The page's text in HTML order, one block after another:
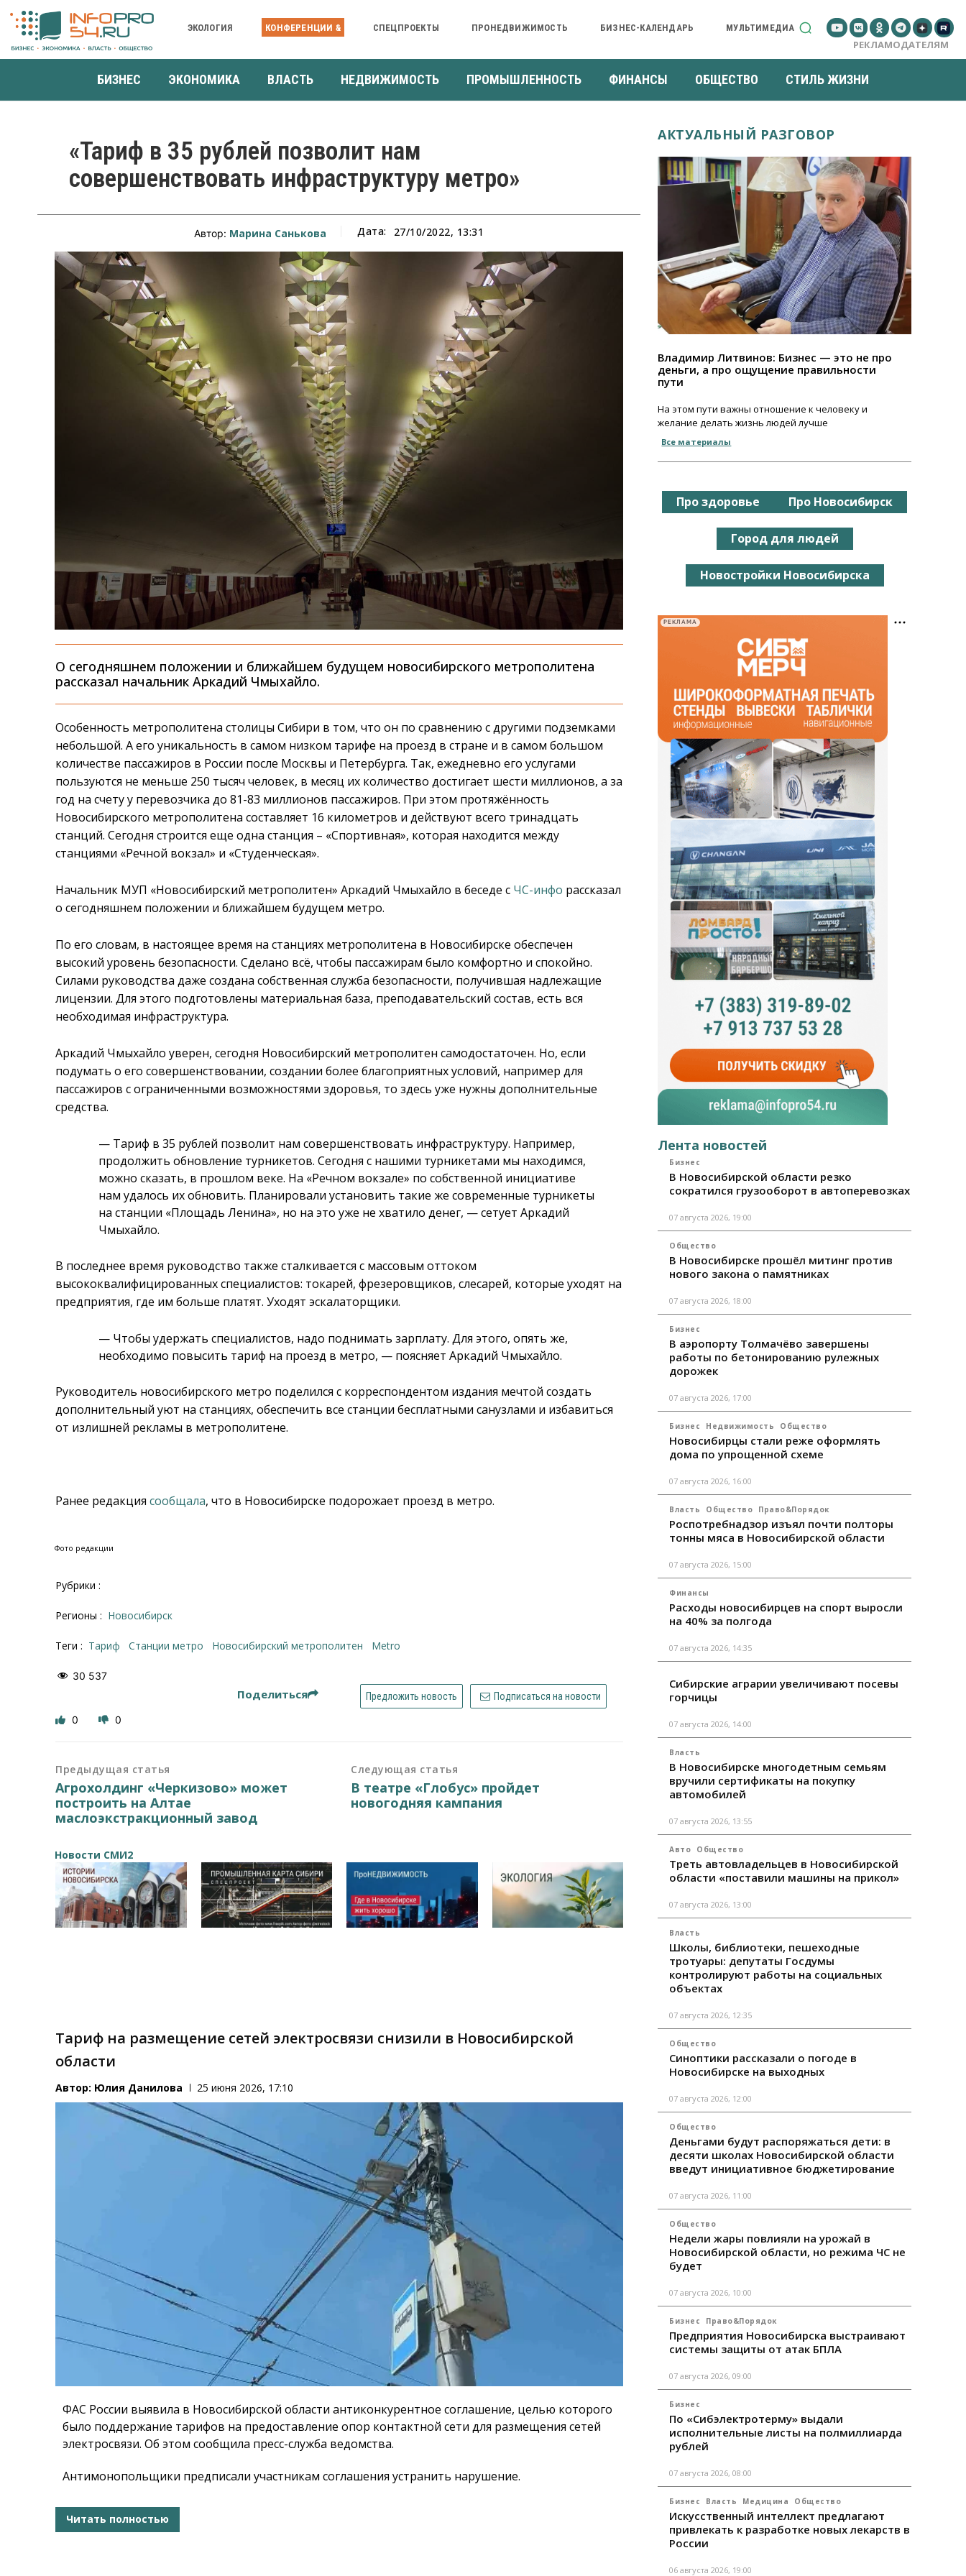
ЭКОЛОГИЯ КОНФЕРЕНЦИИ & СПЕЦПРОЕКТЫ ПРОНЕДВИЖИМОСТЬ БИЗНЕС-КАЛЕНДАРЬ МУЛЬТИМЕДИА
РЕКЛАМОДАТЕЛЯМ
БИЗНЕС ЭКОНОМИКА ВЛАСТЬ НЕДВИЖИМОСТЬ ПРОМЫШЛЕННОСТЬ ФИНАНСЫ ОБЩЕСТВО СТИЛЬ ЖИЗНИ
«Тариф в 35 рублей позволит нам
совершенствовать инфраструктуру метро»
Автор: Марина Санькова Дата: 27/10/2022, 13:31
О сегодняшнем положении и ближайшем будущем новосибирского метрополитена
рассказал начальник Аркадий Чмыхайло.
Особенность метрополитена столицы Сибири в том, что он по сравнению с другими подземками
небольшой. А его уникальность в самом низком тарифе на проезд в стране и в самом большом
количестве пассажиров в России после Москвы и Петербурга. Так, ежедневно его услугами
пользуются не меньше 250 тысяч человек, в месяц их количество достигает шести миллионов, а за
год на счету у перевозчика до 81-83 миллионов пассажиров. При этом протяжённость
Новосибирского метрополитена составляет 16 километров и действуют всего тринадцать
станций. Сегодня строится еще одна станция – «Спортивная», которая находится между
станциями «Речной вокзал» и «Студенческая».
Начальник МУП «Новосибирский метрополитен» Аркадий Чмыхайло в беседе с ЧС-инфо рассказал
о сегодняшнем положении и ближайшем будущем метро.
По его словам, в настоящее время на станциях метрополитена в Новосибирске обеспечен
высокий уровень безопасности. Сделано всё, чтобы пассажирам было комфортно и спокойно.
Силами руководства даже создана собственная служба безопасности, получившая надлежащие
лицензии. Для этого подготовлены материальная база, преподавательский состав, есть вся
необходимая инфраструктура.
Аркадий Чмыхайло уверен, сегодня Новосибирский метрополитен самодостаточен. Но, если
подумать о его совершенствовании, создании более благоприятных условий, например для
пассажиров с ограниченными возможностями здоровья, то здесь уже нужны дополнительные
средства.
— Тариф в 35 рублей позволит нам совершенствовать инфраструктуру. Например,
продолжить обновление турникетов. Сегодня с нашими турникетами мы находимся,
можно сказать, в прошлом веке. На «Речном вокзале» по собственной инициативе
нам удалось их обновить. Планировали установить такие же современные турникеты
на станции «Площадь Ленина», но на это уже не хватило денег, — сетует Аркадий
Чмыхайло.
В последнее время руководство также сталкивается с массовым оттоком
высококвалифицированных специалистов: токарей, фрезеровщиков, слесарей, которые уходят на
предприятия, где им больше платят. Уходят эскалаторщики.
— Чтобы удержать специалистов, надо поднимать зарплату. Для этого, опять же,
необходимо повысить тариф на проезд в метро, — поясняет Аркадий Чмыхайло.
Руководитель новосибирского метро поделился с корреспондентом издания мечтой создать
дополнительный уют на станциях, обеспечить все станции бесплатными санузлами и избавиться
от излишней рекламы в метрополитене.
Ранее редакциясообщала, что в Новосибирске подорожает проезд в метро.
Фото редакции
Рубрики :
Регионы : Новосибирск
Теги : тариф станции метро Новосибирский метрополитен Metro
30 537
Поделиться Предложить новость Подписаться на новости
0 0
Предыдущая статья
Агрохолдинг «Черкизово» может
построить на Алтае
маслоэкстракционный завод
Следующая статья
В театре «Глобус» пройдет
новогодняя кампания
Новости СМИ2
Тариф на размещение сетей электросвязи снизили в Новосибирской
области
Автор: Юлия Данилова 25 июня 2026, 17:10
ФАС России выявила в Новосибирской области антиконкурентное соглашение, целью которого
было поддержание тарифов на предоставление опор контактной сети для размещения сетей
электросвязи. Об этом сообщила пресс-служба ведомства.
Антимонопольщики предписали участникам соглашения устранить нарушение.
Читать полностью
АКТУАЛЬНЫЙ РАЗГОВОР
Владимир Литвинов: Бизнес — это не про
деньги, а про ощущение правильности
пути
На этом пути важны отношение к человеку и
желание делать жизнь людей лучше
Все материалы
Про здоровье Про Новосибирск
Город для людей
Новостройки Новосибирска
РЕКЛАМА
Лента новостей
Бизнес
В Новосибирской области резко
сократился грузооборот в автоперевозках
07 августа 2026, 19:00
Общество
В Новосибирске прошёл митинг против
нового закона о памятниках
07 августа 2026, 18:00
Бизнес
В аэропорту Толмачёво завершены
работы по бетонированию рулежных
дорожек
07 августа 2026, 17:00
Бизнес Недвижимость Общество
Новосибирцы стали реже оформлять
дома по упрощенной схеме
07 августа 2026, 16:00
Власть Общество Право&Порядок
Роспотребнадзор изъял почти полторы
тонны мяса в Новосибирской области
07 августа 2026, 15:00
Финансы
Расходы новосибирцев на спорт выросли
на 40% за полгода
07 августа 2026, 14:35
Сибирские аграрии увеличивают посевы
горчицы
07 августа 2026, 14:00
Власть
В Новосибирске многодетным семьям
вручили сертификаты на покупку
автомобилей
07 августа 2026, 13:55
Авто Общество
Треть автовладельцев в Новосибирской
области «поставили машины на прикол»
07 августа 2026, 13:00
Власть
Школы, библиотеки, пешеходные
тротуары: депутаты Госдумы
контролируют работы на социальных
объектах
07 августа 2026, 12:35
Общество
Синоптики рассказали о погоде в
Новосибирске на выходных
07 августа 2026, 12:00
Общество
Деньгами будут распоряжаться дети: в
десяти школах Новосибирской области
введут инициативное бюджетирование
07 августа 2026, 11:00
Общество
Недели жары повлияли на урожай в
Новосибирской области, но режима ЧС не
будет
07 августа 2026, 10:00
Бизнес Право&Порядок
Предприятия Новосибирска выстраивают
системы защиты от атак БПЛА
07 августа 2026, 09:00
Бизнес
По «Сибэлектротерму» выдали
исполнительные листы на полмиллиарда
рублей
07 августа 2026, 08:00
Бизнес Власть Медицина Общество
Искусственный интеллект предлагают
привлекать к разработке новых лекарств в
России
06 августа 2026, 19:00